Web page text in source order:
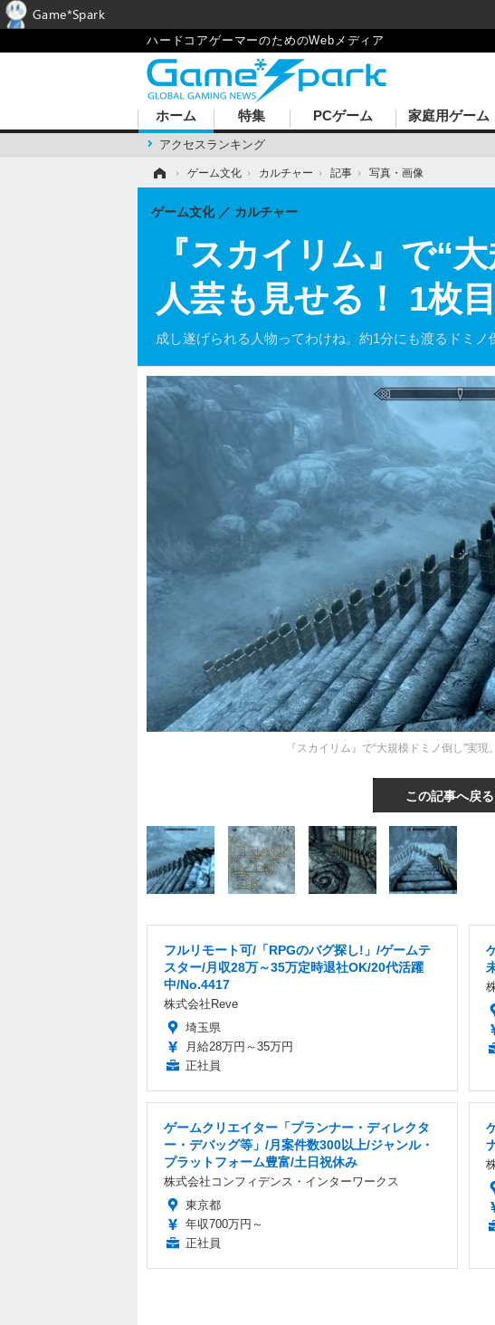
ハードコアゲーマーのためのWebメディア
ホーム
アクセスランキング
特集 PCゲーム 家庭用ゲーム
› ゲーム文化 › カルチャー › 記事 › 写真・画像
『スカイリム』で“
人芸も見せる！ 1枚
成し遂げられる人物ってわけね。約1分にも渡るドミノ
ゲーム文化 カルチャー
『スカイリム』で“大規模ドミノ倒し”実
この記事へ戻る
フルリモート可/「RPGのバグ探し!」/ゲームテ
スター/月収28万～35万定時退社OK/20代活躍
中/No.4417
株式会社Reve
埼玉県
月給28万円～35万円
正社員
ゲームクリエイター「プランナー・ディレクタ
ー・デバッグ等」/月案件数300以上/ジャンル・
プラットフォーム豊富/土日祝休み
株式会社コンフィデンス・インターワークス
東京都
年収700万円～
正社員
Game*Spark